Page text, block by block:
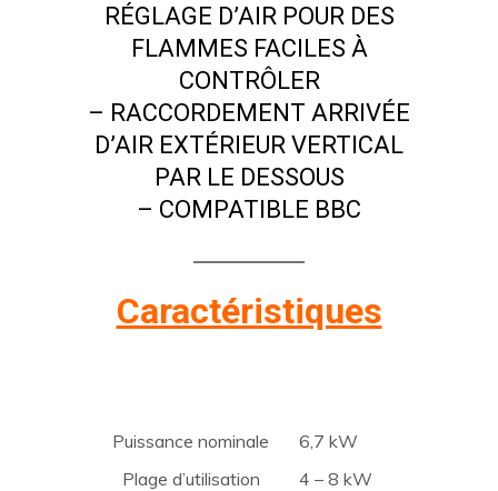
RÉGLAGE D’AIR POUR DES
FLAMMES FACILES À
CONTRÔLER
– RACCORDEMENT ARRIVÉE
D’AIR EXTÉRIEUR VERTICAL
PAR LE DESSOUS
– COMPATIBLE BBC
Caractéristiques
Puissance nominale
6,7 kW
Plage d’utilisation
4 – 8 kW